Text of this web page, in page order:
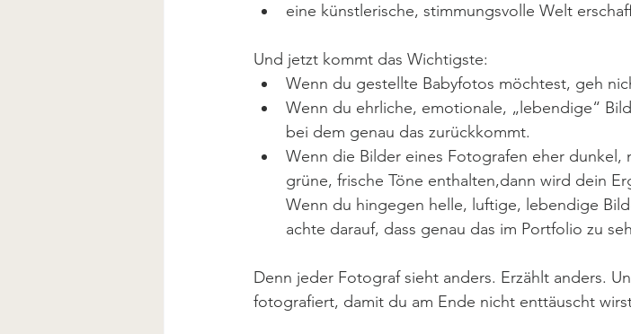
eine künstlerische, stimmungsvolle Welt
Und jetzt kommt das Wichtigste:
Wenn du gestellte Babyfotos möchtest, geh
Wenn du ehrliche, emotionale, „lebendige“
bei dem genau das zurückkommt.
Wenn die Bilder eines Fotografen eher
grüne, frische Töne enthalten,dann wird dein
Wenn du hingegen helle, luftige, lebendige
achte darauf, dass genau das im Portfolio zu
Denn jeder Fotograf sieht anders. Erzählt anders.
fotografiert, damit du am Ende nicht enttäuscht